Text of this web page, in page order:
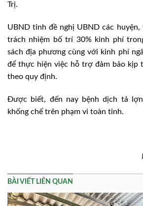
Trị.
UBND tỉnh đề nghị UBND các
trách nhiệm bố trí 30% kinh phí
sách địa phương cùng với kinh phí
để thực hiện việc hỗ trợ đảm bảo kịp
theo quy định.
Được biết, đến nay bệnh dịch tả
khống chế trên phạm vi toàn tỉnh.
BÀI VIẾT LIÊN QUAN